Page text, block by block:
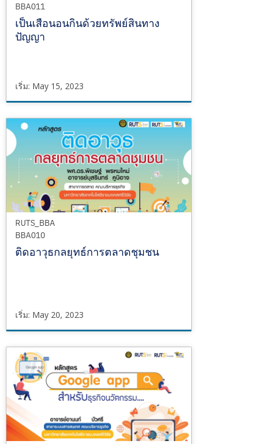
BBA011
เป็นเสือนอนกินด้วยทรัพย์สินทาง
ปัญญา
เริ่ม: May 15, 2023
BBA011
เริ่มMay
2023
RUTS_BBA
BBA010
ติดอาวุธกลยุทธ์การตลาดชุมชน
เริ่ม: May 20, 2023
BBA010
เริ่มMay
20,
2023